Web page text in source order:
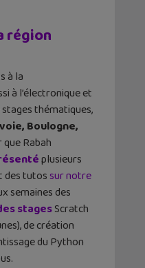
région
à la
à l’électronique et
thématiques,
Boulogne,
que Rabah
plusieurs
des tutossur notre
semaines des
stagesScratch
de création
du Python